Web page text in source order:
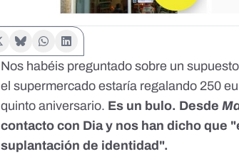
Nos habéis preguntado sobre un
el supermercado estaría regalando 250
quinto aniversario. Es un bulo. Desde
contacto con Dia y nos han dicho que
suplantación de identidad".